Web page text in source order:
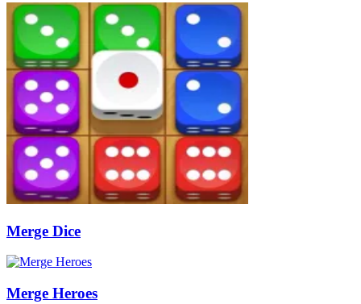
Merge Dice
Merge Heroes